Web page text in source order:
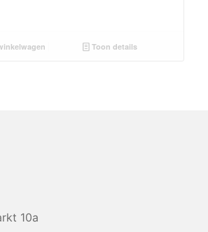
Toon details
10a